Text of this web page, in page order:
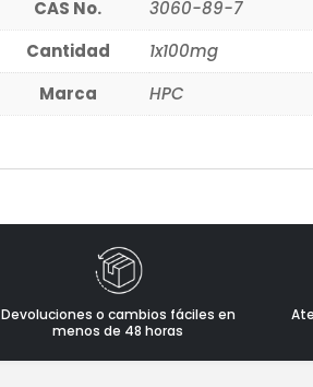
CAS No.
3060-89-7
Cantidad
1x100mg
Marca
HPC
Devoluciones o cambios fáciles en
menos de 48 horas